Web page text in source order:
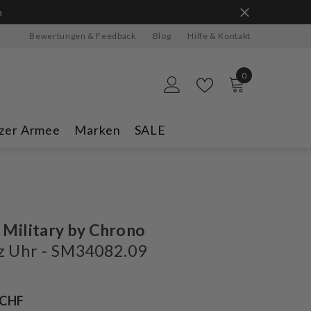
Bewertungen & Feedback Blog Hilfe & Kontakt
0
0
Armee Marken SALE
Military by Chrono
Uhr - SM34082.09